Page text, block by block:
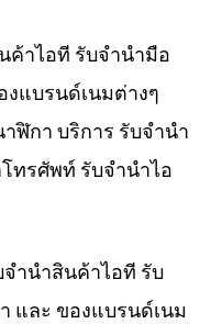
ค้าไอที รับจำนำมือ
แบรนด์เนมต่างๆ
ฬิกา บริการ รับจำนำ
ทรศัพท์ รับจำนำไอ
ำนำสินค้าไอที รับ
และ ของแบรนด์เนม